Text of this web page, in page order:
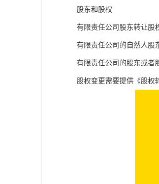
股东和股权
有限责任公司股东转让股
有限责任公司的自然人股
有限责任公司的股东或者
股权变更需要提供《股权